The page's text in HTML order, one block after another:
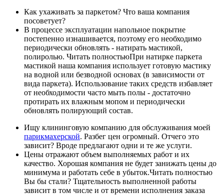
Как ухаживать за паркетом? Что ваша компания
посоветует?
В процессе эксплуатации напольное покрытие
постепенно изнашивается, поэтому его необходимо
периодически обновлять - натирать мастикой,
полиролью. Читать полностьюПри натирке паркета
мастикой наша компания использует готовую мастику
на водной или безводной основах (в зависимости от
вида паркета). Использование таких средств избавляет
от необходимости часто мыть полы - достаточно
протирать их влажным мопом и периодически
обновлять полирующий состав.
Ищу клининговую компанию для обслуживания моей
парикмахерской. Разбег цен огромный. Отчего это
зависит? Вроде предлагают одни и те же услуги.
Цены отражают объем выполняемых работ и их
качество. Хорошая компания не будет занижать цены до
минимума и работать себе в убыток.Читать полностью
Вы бы стали? Тщательность выполненной работы
зависит в том числе и от времени исполнения заказа